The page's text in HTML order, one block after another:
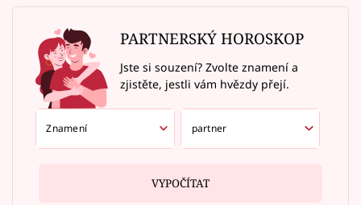
PARTNERSKÝ HOROSKOP
Jste si souzení? Zvolte znamení a
zjistěte, jestli vám hvězdy přejí.
VYPOČÍTAT